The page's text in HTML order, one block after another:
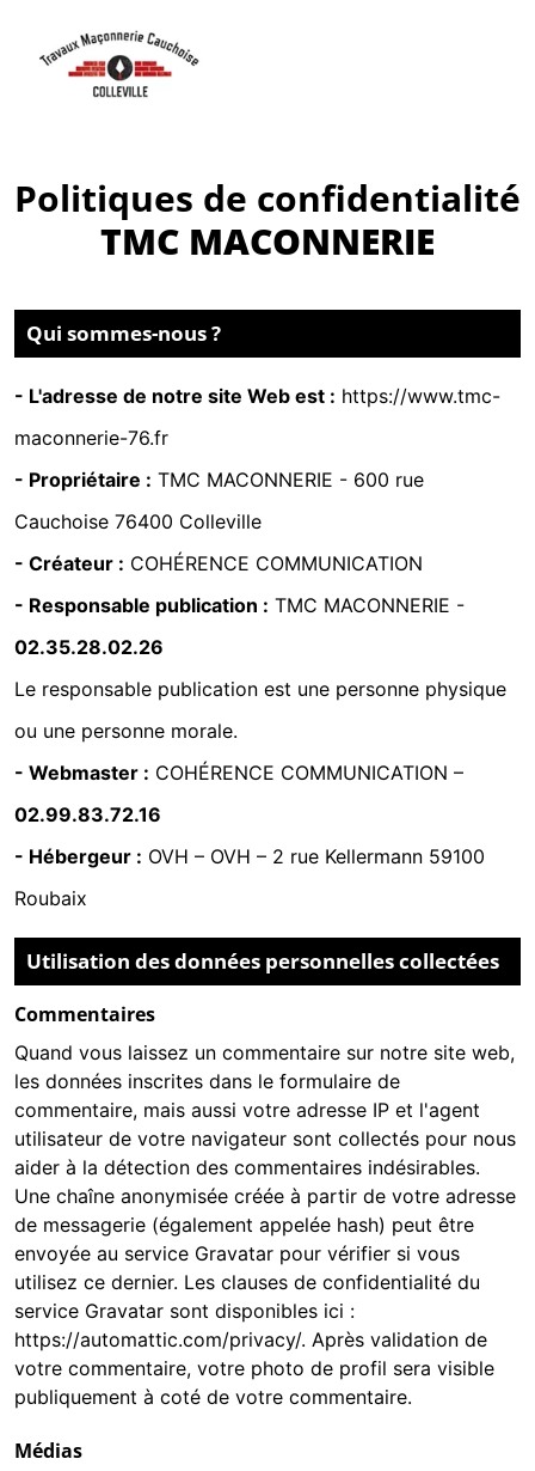
Politiques de confidentialité
TMC MACONNERIE
Qui sommes-nous ?
- L'adresse de notre site Web est : https://www.tmc-
maconnerie-76.fr
- Propriétaire : TMC MACONNERIE - 600 rue
Cauchoise 76400 Colleville
- Créateur : COHÉRENCE COMMUNICATION
- Responsable publication : TMC MACONNERIE -
02.35.28.02.26
Le responsable publication est une personne physique
ou une personne morale.
- Webmaster : COHÉRENCE COMMUNICATION –
02.99.83.72.16
- Hébergeur : OVH – OVH – 2 rue Kellermann 59100
Roubaix
Utilisation des données personnelles collectées
Commentaires
Quand vous laissez un commentaire sur notre site web,
les données inscrites dans le formulaire de
commentaire, mais aussi votre adresse IP et l'agent
utilisateur de votre navigateur sont collectés pour nous
aider à la détection des commentaires indésirables.
Une chaîne anonymisée créée à partir de votre adresse
de messagerie (également appelée hash) peut être
envoyée au service Gravatar pour vérifier si vous
utilisez ce dernier. Les clauses de confidentialité du
service Gravatar sont disponibles ici :
https://automattic.com/privacy/. Après validation de
votre commentaire, votre photo de profil sera visible
publiquement à coté de votre commentaire.
Médias